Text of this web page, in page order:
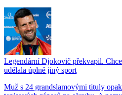
Legendární Djokovič překvapil.
udělala úplně jiný sport
Muž s 24 grandslamovými tituly